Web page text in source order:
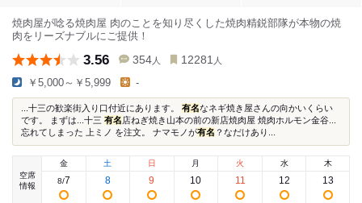
焼肉屋が唸る焼肉屋 肉のことを知り尽くした焼肉精鋭部隊が本物の焼
肉をリーズナブルにご提供！
3.56 354 人 12281 人
￥5,000～￥5,999 -
...十三の歓楽街入り口付近にあります。 有名なネギ焼き屋さんの向かいくらい
です。 まずは...十三 有名店ねぎ焼き山本の前の新店焼肉屋 焼肉ホルモン金谷...
忘れてしまった 上ミノ を注文。 ナマモノが有名 ？なだけあり...
空席
情報
金
8/7
土
8
日
9
月
10
火
11
水
12
木
13